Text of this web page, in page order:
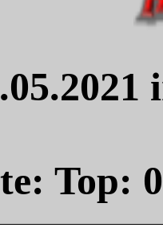
Top: 0